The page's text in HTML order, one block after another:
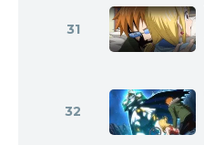
31
32